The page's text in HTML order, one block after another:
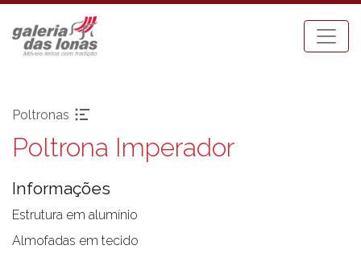
Poltronas
Pronta-entrega
Aparadores
Balanços
Bancos
Espreguiçadeiras
Poltrona Imperador
Informações
Estrutura em alumínio
Almofadas em tecido